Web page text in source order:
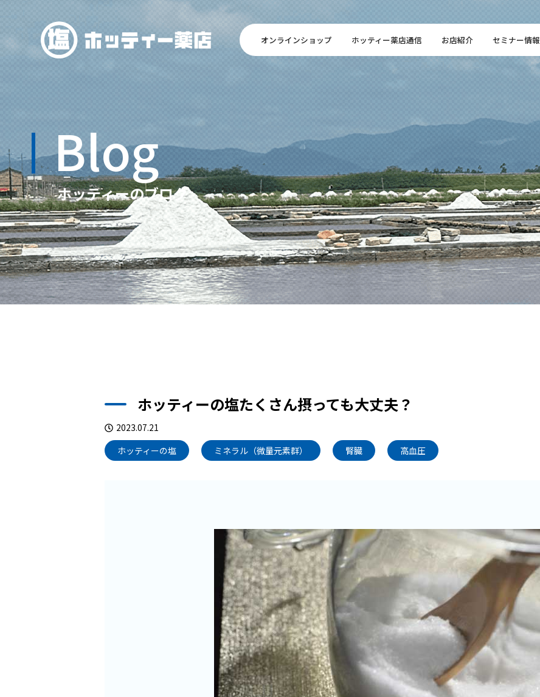
オンラインショップ ホッティー薬店通信 お店紹介 セミナー情報
Blog
ホッティーのブログ
ホッティーの塩たくさん摂っても大丈夫？
2023.07.21
ホッティーの塩
ミネラル（微量元素群） 腎臓 高血圧